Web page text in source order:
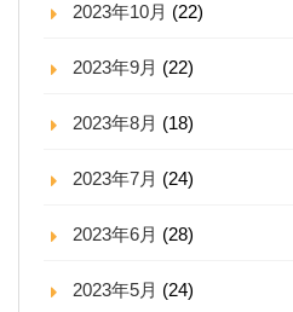
2023年10月 (22)
2023年9月 (22)
2023年8月 (18)
2023年7月 (24)
2023年6月 (28)
2023年5月 (24)